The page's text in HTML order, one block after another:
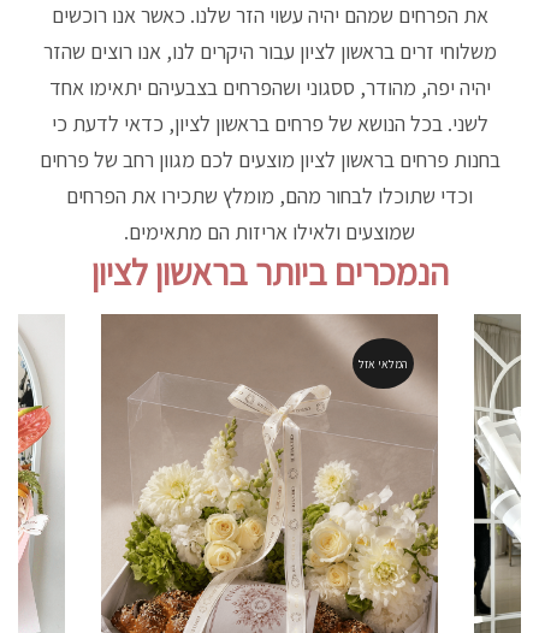
את הפרחים שמהם יהיה עשוי הזר שלנו. כאשר אנו רוכשים
משלוחי זרים בראשון לציון עבור היקרים לנו, אנו רוצים שהזר
יהיה יפה, מהודר, ססגוני ושהפרחים בצבעיהם יתאימו אחד
לשני. בכל הנושא של פרחים בראשון לציון, כדאי לדעת כי
בחנות פרחים בראשון לציון מוצעים לכם מגוון רחב של פרחים
וכדי שתוכלו לבחור מהם, מומלץ שתכירו את הפרחים
שמוצעים ולאילו אריזות הם מתאימים.
הנמכרים ביותר בראשון לציון